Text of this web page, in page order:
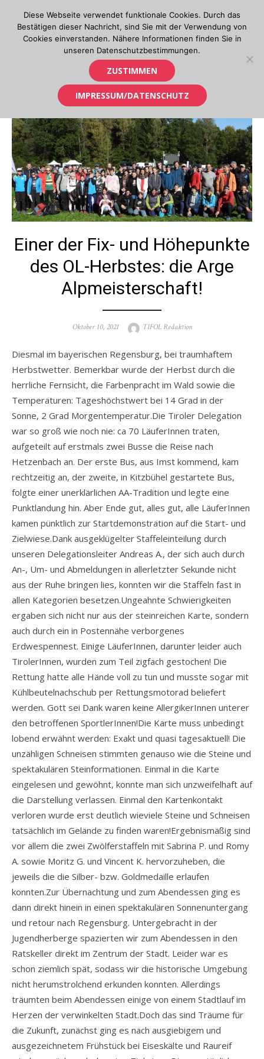
content
Orientierungslauf in Tirol
Einer der Fix- und Höhepunkte
des OL-Herbstes: die Arge
Alpmeisterschaft!
Posted
Oktober 10, 2021 Author
TIFOL Redaktion
Diesmal im bayerischen Regensburg, bei traumhaftem
Herbstwetter. Bemerkbar wurde der Herbst durch die
herrliche Fernsicht, die Farbenpracht im Wald sowie die
Temperaturen: Tageshöchstwert bei 14 Grad in der
Sonne, 2 Grad Morgentemperatur.Die Tiroler Delegation
war so groß wie noch nie: ca 70 LäuferInnen traten,
aufgeteilt auf erstmals zwei Busse die Reise nach
Hetzenbach an. Der erste Bus, aus Imst kommend, kam
rechtzeitig an, der zweite, in Kitzbühel gestartete Bus,
folgte einer unerklärlichen AA-Tradition und legte eine
Punktlandung hin. Aber Ende gut, alles gut, alle LäuferInnen
kamen pünktlich zur Startdemonstration auf die Start- und
Zielwiese.Dank ausgeklügelter Staffeleinteilung durch
unseren Delegationsleiter Andreas A., der sich auch durch
An-, Um- und Abmeldungen in allerletzter Sekunde nicht
aus der Ruhe bringen lies, konnten wir die Staffeln fast in
allen Kategorien besetzen.Ungeahnte Schwierigkeiten
ergaben sich nicht nur aus der steinreichen Karte, sondern
auch durch ein in Postennähe verborgenes
Erdwespennest. Einige LäuferInnen, darunter leider auch
TirolerInnen, wurden zum Teil zigfach gestochen! Die
Rettung hatte alle Hände voll zu tun und musste sogar mit
Kühlbeutelnachschub per Rettungsmotorad beliefert
werden. Gott sei Dank waren keine AllergikerInnen unterer
den betroffenen SportlerInnen!Die Karte muss unbedingt
lobend erwähnt werden: Exakt und quasi tagesaktuell! Die
unzähligen Schneisen stimmten genauso wie die Steine und
spektakulären Steinformationen. Einmal in die Karte
eingelesen und gewöhnt, konnte man sich unzweifelhaft auf
die Darstellung verlassen. Einmal den Kartenkontakt
verloren wurde erst deutlich wieviele Steine und Schneisen
tatsächlich im Gelände zu finden waren!Ergebnismäßig sind
vor allem die zwei Zwölferstaffeln mit Sabrina P. und Romy
A. sowie Moritz G. und Vincent K. hervorzuheben, die
jeweils die die Silber- bzw. Goldmedaille erlaufen
konnten.Zur Übernachtung und zum Abendessen ging es
dann direkt hinein in einen spektakulären Sonnenuntergang
und retour nach Regensburg. Untergebracht in der
Jugendherberge spazierten wir zum Abendessen in den
Ratskeller direkt im Zentrum der Stadt. Leider war es
schon ziemlich spät, sodass wir die historische Umgebung
nicht herumstrolchend erkunden konnten. Allerdings
träumten beim Abendessen einige von einem Stadtlauf im
Herzen der verwinkelten Stadt.Doch das sind Träume für
die Zukunft, zunächst ging es nach ausgiebigem und
ausgezeichnetem Frühstück bei Eiseskälte und Raureif
Diese Webseite verwendet funktionale Cookies. Durch das
Bestätigen dieser Nachricht, sind Sie mit der Verwendung von
Cookies einverstanden. Nähere Informationen finden Sie in
unseren Datenschutzbestimmungen.
ZUSTIMMEN
IMPRESSUM/DATENSCHUTZ